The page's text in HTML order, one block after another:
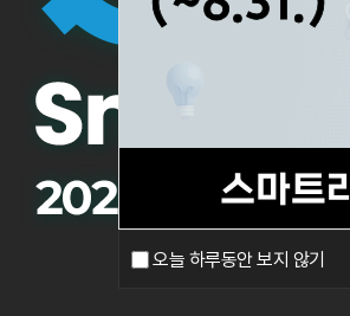
오늘 하루동안 보지 않기